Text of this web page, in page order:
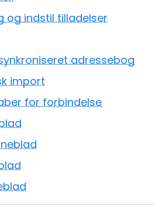
og indstil tilladelser
adressebog
import
for forbindelse